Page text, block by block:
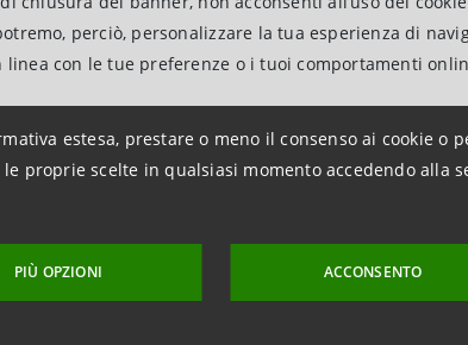
perciò, personalizzare la tua esperienza di
con le tue preferenze o i tuoi comportamenti
estesa, prestare o meno il consenso ai cookie o
proprie scelte in qualsiasi momento accedendo alla
PIÙ OPZIONI ACCONSENTO
del Lavoro. Quest’anno ha ricevuto
Nel 1997 gli è stata conferita la laurea honoris
la Conservazione dei Beni Culturali dall’Università di